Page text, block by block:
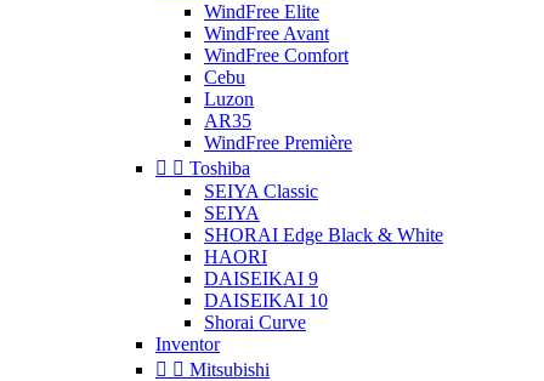
WindFree Elite
WindFree Avant
WindFree Comfort
Cebu
Luzon
AR35
WindFree Première
  Toshiba
SEIYA Classic
SEIYA
SHORAI Edge Black & White
HAORI
DAISEIKAI 9
DAISEIKAI 10
Shorai Curve
Inventor
  Mitsubishi